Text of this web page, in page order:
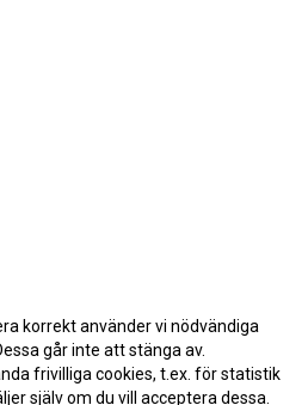
korrekt använder vi nödvändiga
går inte att stänga av.
frivilliga cookies, t.ex. för statistik
själv om du vill acceptera dessa.